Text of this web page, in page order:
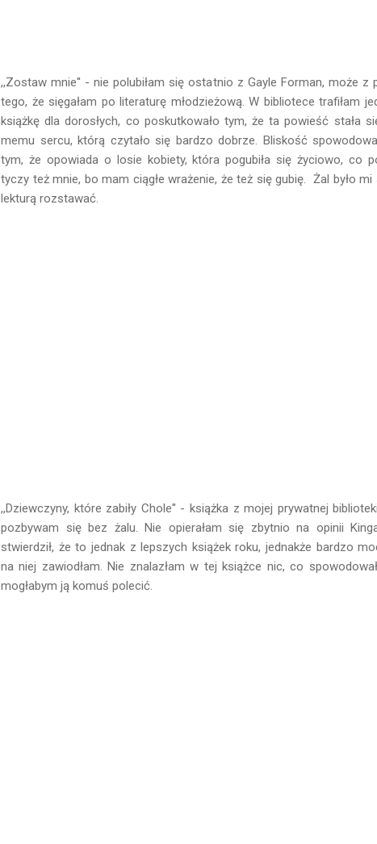
,,Zostaw mnie'' - nie polubiłam się ostatnio z Gayle Forman, może z
tego, że sięgałam po literaturę młodzieżową. W bibliotece trafiłam
książkę dla dorosłych, co poskutkowało tym, że ta powieść stała
memu sercu, którą czytało się bardzo dobrze. Bliskość
tym, że opowiada o losie kobiety, która pogubiła się życiowo, co
tyczy też mnie, bo mam ciągłe wrażenie, że też się gubię. Żal było mi
lekturą rozstawać.
,,Dziewczyny, które zabiły Chole'' - książka z mojej prywatnej
pozbywam się bez żalu. Nie opierałam się zbytnio na opinii
stwierdził, że to jednak z lepszych książek roku, jednakże bardzo
na niej zawiodłam. Nie znalazłam w tej książce nic, co
mogłabym ją komuś polecić.